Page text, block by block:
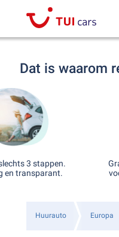
Dat is waarom
3 stappen.
en transparant.
Huurauto Europa